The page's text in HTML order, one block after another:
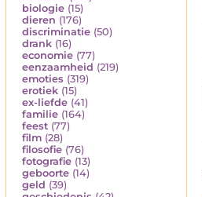
biologie (15)
dieren (176)
discriminatie (50)
drank (16)
economie (77)
eenzaamheid (219)
emoties (319)
erotiek (15)
ex-liefde (41)
familie (164)
feest (77)
film (28)
filosofie (76)
fotografie (13)
geboorte (14)
geld (39)